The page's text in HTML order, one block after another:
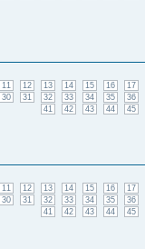
11 12 13 14 15 16
17
30 31 32 33 34 35
36
41
42 43 44 45
11 12 13 14 15 16
17
30 31 32 33 34 35
36
41
42 43 44 45